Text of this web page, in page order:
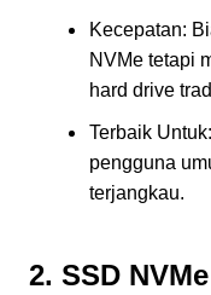
Kecepatan:
NVMe tetapi
hard drive
Terbaik
pengguna
terjangkau.
2. SSD